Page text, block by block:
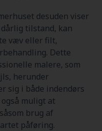
desuden viser
tilstand, kan
væv eller filt,
Dette
malere, som
herunder
sig i både indendørs
muligt at
brug af
påføring.